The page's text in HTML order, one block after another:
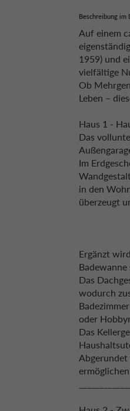
Beschreibung im
Auf einem
1959) und
vielfältige
Ob
Leben –
Haus 1 -
Das
Im
in den
überzeugt
Ergänzt
Das
wodurch
oder
Das
Abgerundet